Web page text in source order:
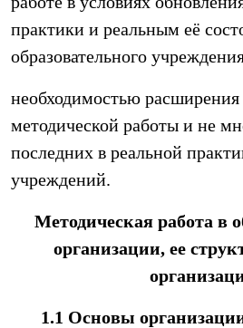
практики и реальным её
образовательного
необходимостью
методической работы и не
последних в реальной
учреждений.
Методическая работа в
организации, ее
1.1 Основы